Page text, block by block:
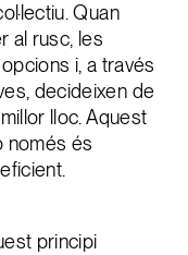
Quan
al rusc, les
i, a través
decideixen de
lloc. Aquest
només és
principi